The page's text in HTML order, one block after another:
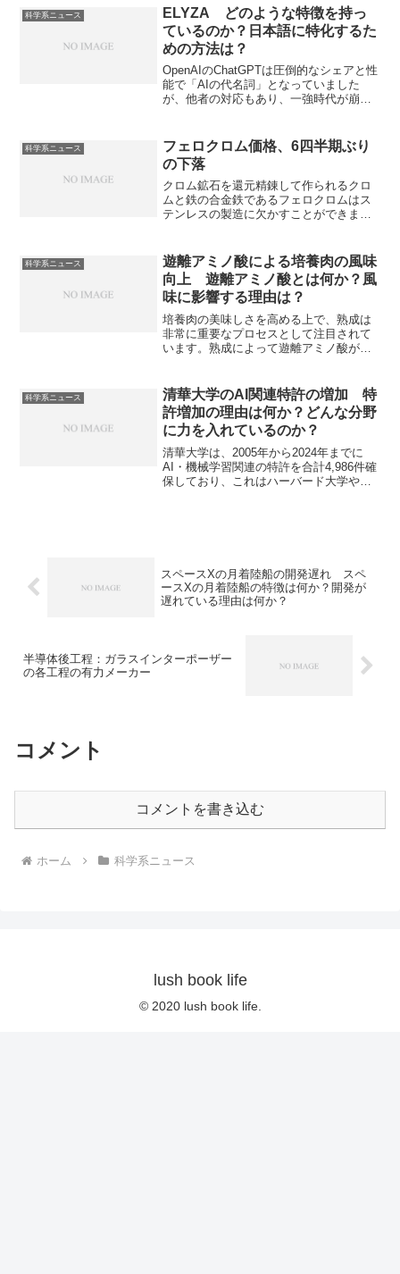
形成に大きな影響を及ぼします。主流と
なるスピンコート法とは何か、その装置
メーカにどのような企業があるのかを知
ることができます。
科学系ニュース
ELYZA どのような特徴を持っ
ているのか？日本語に特化するた
めの方法は？
OpenAIのChatGPTは圧倒的なシェアと性
能で「AIの代名詞」となっていました
が、他者の対応もあり、一強時代が崩れ
す。ELYZAは東京大学の松尾研究室から
派生した日本のAIスタートアップ、株式
会社ELYZAが開発・提供する生成AIの総
称です。特徴である拡散型言語モデルと
は何かや海外勢との差別化方法を知るこ
とができます。
科学系ニュース
フェロクロム価格、6四半期ぶり
の下落
クロム鉱石を還元精錬して作られるクロ
ムと鉄の合金鉄であるフェロクロムはス
テンレスの製造に欠かすことができませ
科学系ニュース
遊離アミノ酸による培養肉の風味
向上 遊離アミノ酸とは何か？風
味に影響する理由は？
培養肉の美味しさを高める上で、熟成は
非常に重要なプロセスとして注目されて
います。熟成によって遊離アミノ酸が増
とは何か、タンパク質を構成するアミノ
酸との違いや遊離アミノ酸であるグルタ
ミン酸とは何かについて知ることができ
ます。
科学系ニュース
清華大学のAI関連特許の増加 特
許増加の理由は何か？どんな分野
に力を入れているのか？
清華大学は、2005年から2024年までに
AI・機械学習関連の特許を合計4,986件確
保しており、これはハーバード大学や
スペースXの月着陸船の開発遅れ スペ
ースXの月着陸船の特徴は何か？開発が
遅れている理由は何か？
半導体後工程：ガラスインターポーザー
の各工程の有力メーカー
コメント
コメントを書き込む
ホーム 科学系ニュース
lush book life
© 2020 lush book life.